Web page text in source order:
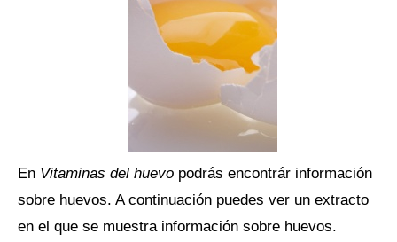
En Vitaminas del huevo podrás encontrár información
sobre huevos. A continuación puedes ver un extracto
en el que se muestra información sobre huevos.